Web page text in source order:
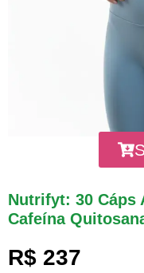
Nutrifyt: 30 Cáps
Cafeína
R$ 237